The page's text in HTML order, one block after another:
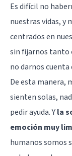
Es difícil no
nuestras vidas, y
centrados en
sin fijarnos tanto
no darnos cuenta
De esta manera,
sienten solas,
pedir ayuda. Yla
emoción muy
humanos somos